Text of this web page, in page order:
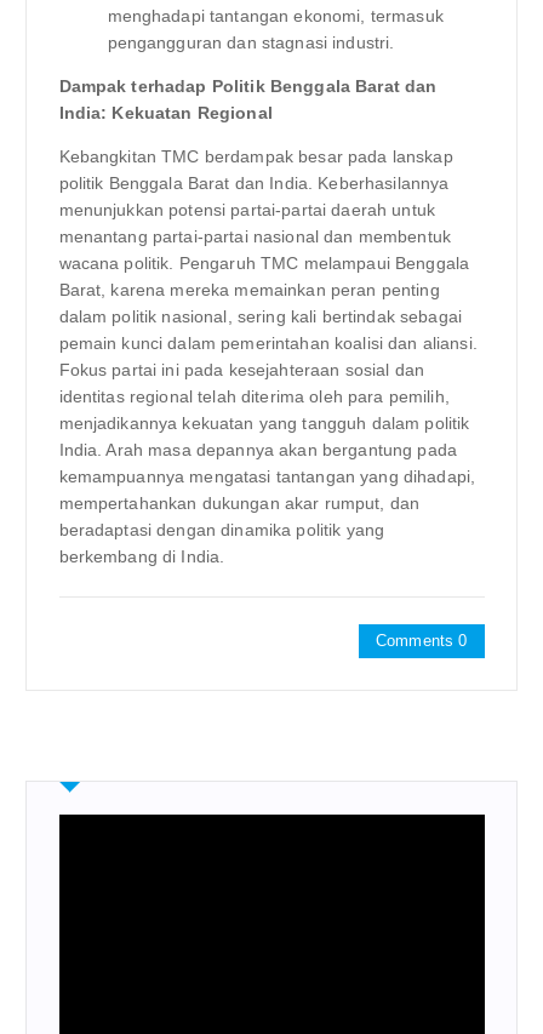
menghadapi tantangan ekonomi, termasuk
pengangguran dan stagnasi industri.
Dampak terhadap Politik Benggala Barat dan
India: Kekuatan Regional
Kebangkitan TMC berdampak besar pada lanskap
politik Benggala Barat dan India. Keberhasilannya
menunjukkan potensi partai-partai daerah untuk
menantang partai-partai nasional dan membentuk
wacana politik. Pengaruh TMC melampaui Benggala
Barat, karena mereka memainkan peran penting
dalam politik nasional, sering kali bertindak sebagai
pemain kunci dalam pemerintahan koalisi dan aliansi.
Fokus partai ini pada kesejahteraan sosial dan
identitas regional telah diterima oleh para pemilih,
menjadikannya kekuatan yang tangguh dalam politik
India. Arah masa depannya akan bergantung pada
kemampuannya mengatasi tantangan yang dihadapi,
mempertahankan dukungan akar rumput, dan
beradaptasi dengan dinamika politik yang
berkembang di India.
Comments 0